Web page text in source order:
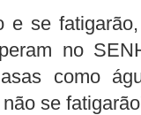
e se
no
como
se